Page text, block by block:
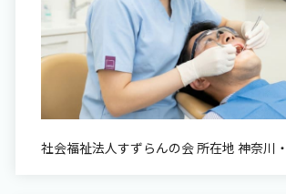
社会福祉法人すずらんの会 所在地 神奈川